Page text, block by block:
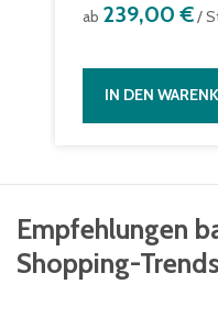
ab 239,00 €/
IN DEN
Empfehlungen
Shopping-Trends